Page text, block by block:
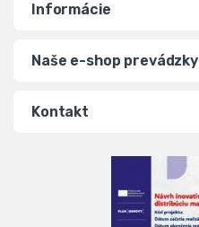
Informácie
Naše e-shop prevádzky
Kontakt